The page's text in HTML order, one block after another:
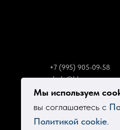
Мы используем
вы соглашаетесь с
Политикой cookie.
elsola@bk.ru
+7 (995) 905-09-58